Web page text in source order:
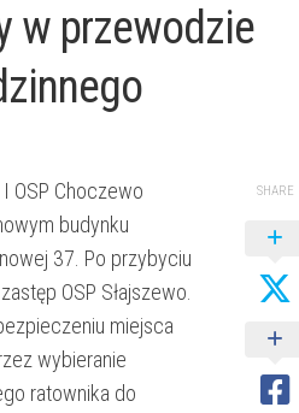
w przewodzie
OSP Choczewo
budynku
37. Po przybyciu
OSP Słajszewo.
miejsca
wybieranie
ratownika do
SHARE